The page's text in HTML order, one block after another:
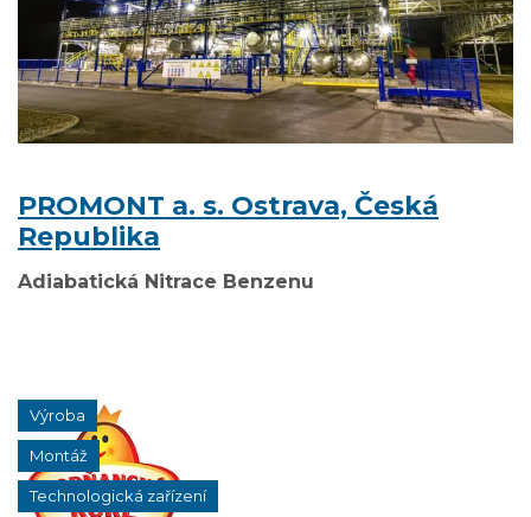
PROMONT a. s. Ostrava, Česká
Republika
Adiabatická Nitrace Benzenu
Výroba
Montáž
Technologická zařízení